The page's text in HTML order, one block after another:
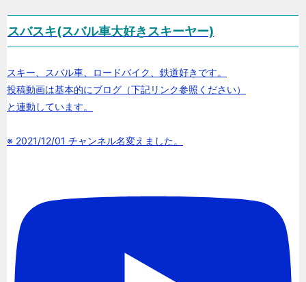
スバスキ(スバル車大好きスキーヤー)
スキー、スバル車、ロードバイク、鉄道好きです。
投稿動画は基本的にブログ（下記リンク参照ください）
と連動しています。
※ 2021/12/01 チャンネル名変えました。